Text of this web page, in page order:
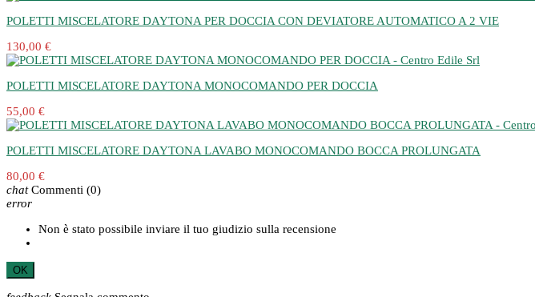
POLETTI MISCELATORE DAYTONA PER DOCCIA CON DEVIATORE AUTOMATICO A 2 VIE
130,00 €
POLETTI MISCELATORE DAYTONA MONOCOMANDO PER DOCCIA
55,00 €
POLETTI MISCELATORE DAYTONA LAVABO MONOCOMANDO BOCCA PROLUNGATA
80,00 €
chat Commenti (0)
error
Non è stato possibile inviare il tuo giudizio sulla recensione
OK